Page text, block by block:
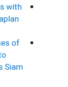
with
of
Siam